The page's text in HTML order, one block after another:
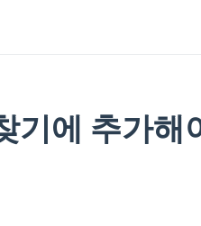
기에 추가해